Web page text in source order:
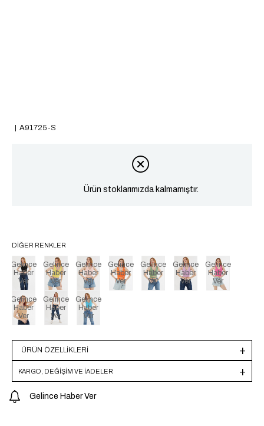
A91725-S
Ürün stoklarımızda kalmamıştır.
DIĞER RENKLER
Gelince
Haber
Ver
Gelince
Haber
Ver
Gelince
Haber
Ver
Gelince
Haber
Ver
Gelince
Haber
Ver
Gelince
Haber
Ver
Gelince
Haber
Ver
Gelince
Haber
Ver
Gelince
Haber
Ver
Gelince
Haber
Ver
ÜRÜN ÖZELLIKLERI
KARGO, DEĞİŞİM VE İADELER
Gelince Haber Ver